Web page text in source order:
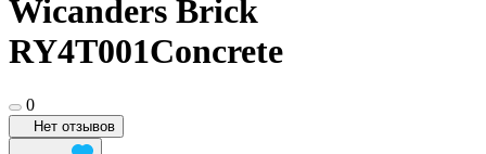
Wicanders Brick
RY4T001Concrete
0
Нет отзывов